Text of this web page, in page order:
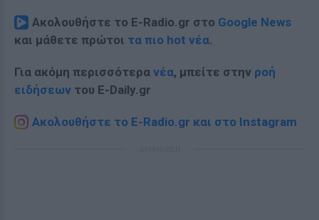
Ακολουθήστε το E-Radio.gr στο Google News
και μάθετε πρώτοι τα πιο hot νέα.
Για ακόμη περισσότερα νέα, μπείτε στην ροή
ειδήσεων του E-Daily.gr
Ακολουθήστε το E-Radio.gr και στο Instagram